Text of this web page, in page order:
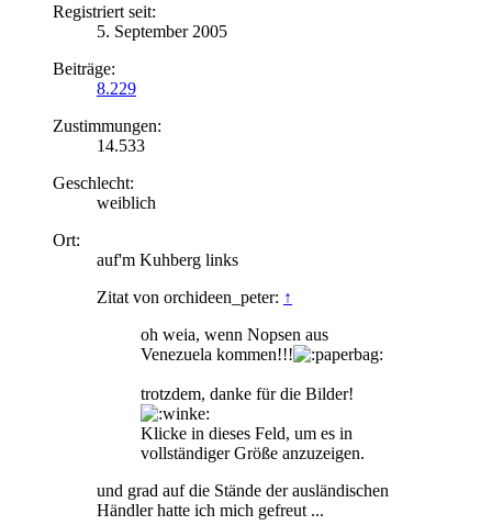
Registriert seit:
5. September 2005
Beiträge:
8.229
Zustimmungen:
14.533
Geschlecht:
weiblich
Ort:
auf'm Kuhberg links
Zitat von orchideen_peter: ↑
oh weia, wenn Nopsen aus
Venezuela kommen!!!
trotzdem, danke für die Bilder!
Klicke in dieses Feld, um es in
vollständiger Größe anzuzeigen.
und grad auf die Stände der ausländischen
Händler hatte ich mich gefreut ...